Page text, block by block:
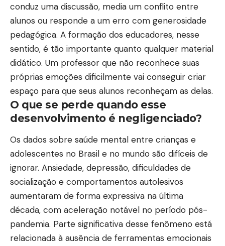
conduz uma discussão, media um conflito entre
alunos ou responde a um erro com generosidade
pedagógica. A formação dos educadores, nesse
sentido, é tão importante quanto qualquer material
didático. Um professor que não reconhece suas
próprias emoções dificilmente vai conseguir criar
espaço para que seus alunos reconheçam as delas.
O que se perde quando esse
desenvolvimento é negligenciado?
Os dados sobre saúde mental entre crianças e
adolescentes no Brasil e no mundo são difíceis de
ignorar. Ansiedade, depressão, dificuldades de
socialização e comportamentos autolesivos
aumentaram de forma expressiva na última
década, com aceleração notável no período pós-
pandemia. Parte significativa desse fenômeno está
relacionada à ausência de ferramentas emocionais